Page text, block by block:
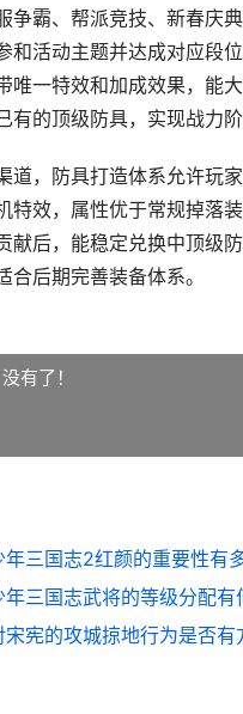
霸、帮派竞技、新春庆
活动主题并达成对应段
一特效和加成效果，能
的顶级防具，实现战力阶
，防具打造体系允许玩
效，属性优于常规掉落
后，能稳定兑换中顶级
后期完善装备体系。
没有了！